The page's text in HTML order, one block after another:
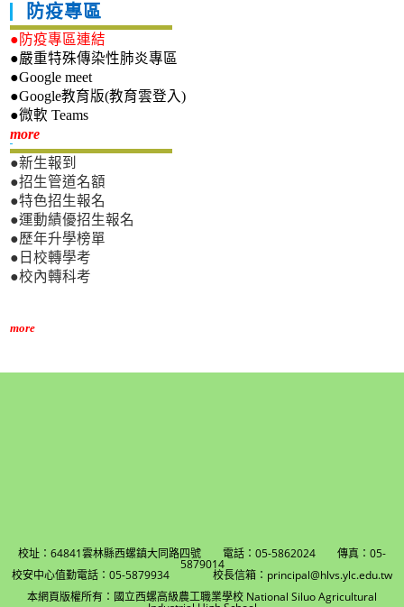
防疫專區
●防疫專區連結
●嚴重特殊傳染性肺炎專區
●Google meet
●Google教育版(教育雲登入)
●微軟 Teams
more新生專區
●新生報到
●招生管道名額
●特色招生報名
●運動績優招生報名
●歷年升學榜單
●日校轉學考
●校內轉科考
more
校址：64841雲林縣西螺鎮大同路四號 電話：05-5862024 傳真：05-
5879014
校安中心值勤電話：05-5879934 校長信箱：principal@hlvs.ylc.edu.tw
本網頁版權所有：國立西螺高級農工職業學校 National Siluo Agricultural